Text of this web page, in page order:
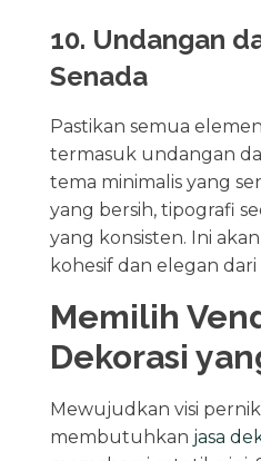
10. Undangan
Senada
Pastikan semua
termasuk undangan
tema minimalis yang
yang bersih, tipografi
yang konsisten. Ini
kohesif dan elegan
Memilih
Dekorasi
Mewujudkan visi
membutuhkan jasa